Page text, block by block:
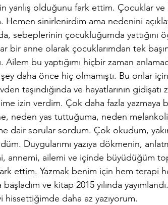
yanlış olduğunu fark ettim. Çocuklar
Hemen sinirlenirdim ama nedenini
sebeplerinin çocukluğumda yattığını
bir anne olarak çocuklarımdan tek
Ailem bu yaptığımı hiçbir zaman
daha önce hiç olmamıştı. Bu onlar
taşındığında ve hayatlarının gidişatı
izin verdim. Çok daha fazla yazmaya
neden yas tuttuğuma, neden
dair sorular sordum. Çok okudum,
Duygularımı yazıya dökmenin,
annemi, ailemi ve içinde büyüdüğüm
ettim. Yazmak benim için hem terapi
başladım ve kitap 2015 yılında
hissettiğimde daha az yazıyorum.